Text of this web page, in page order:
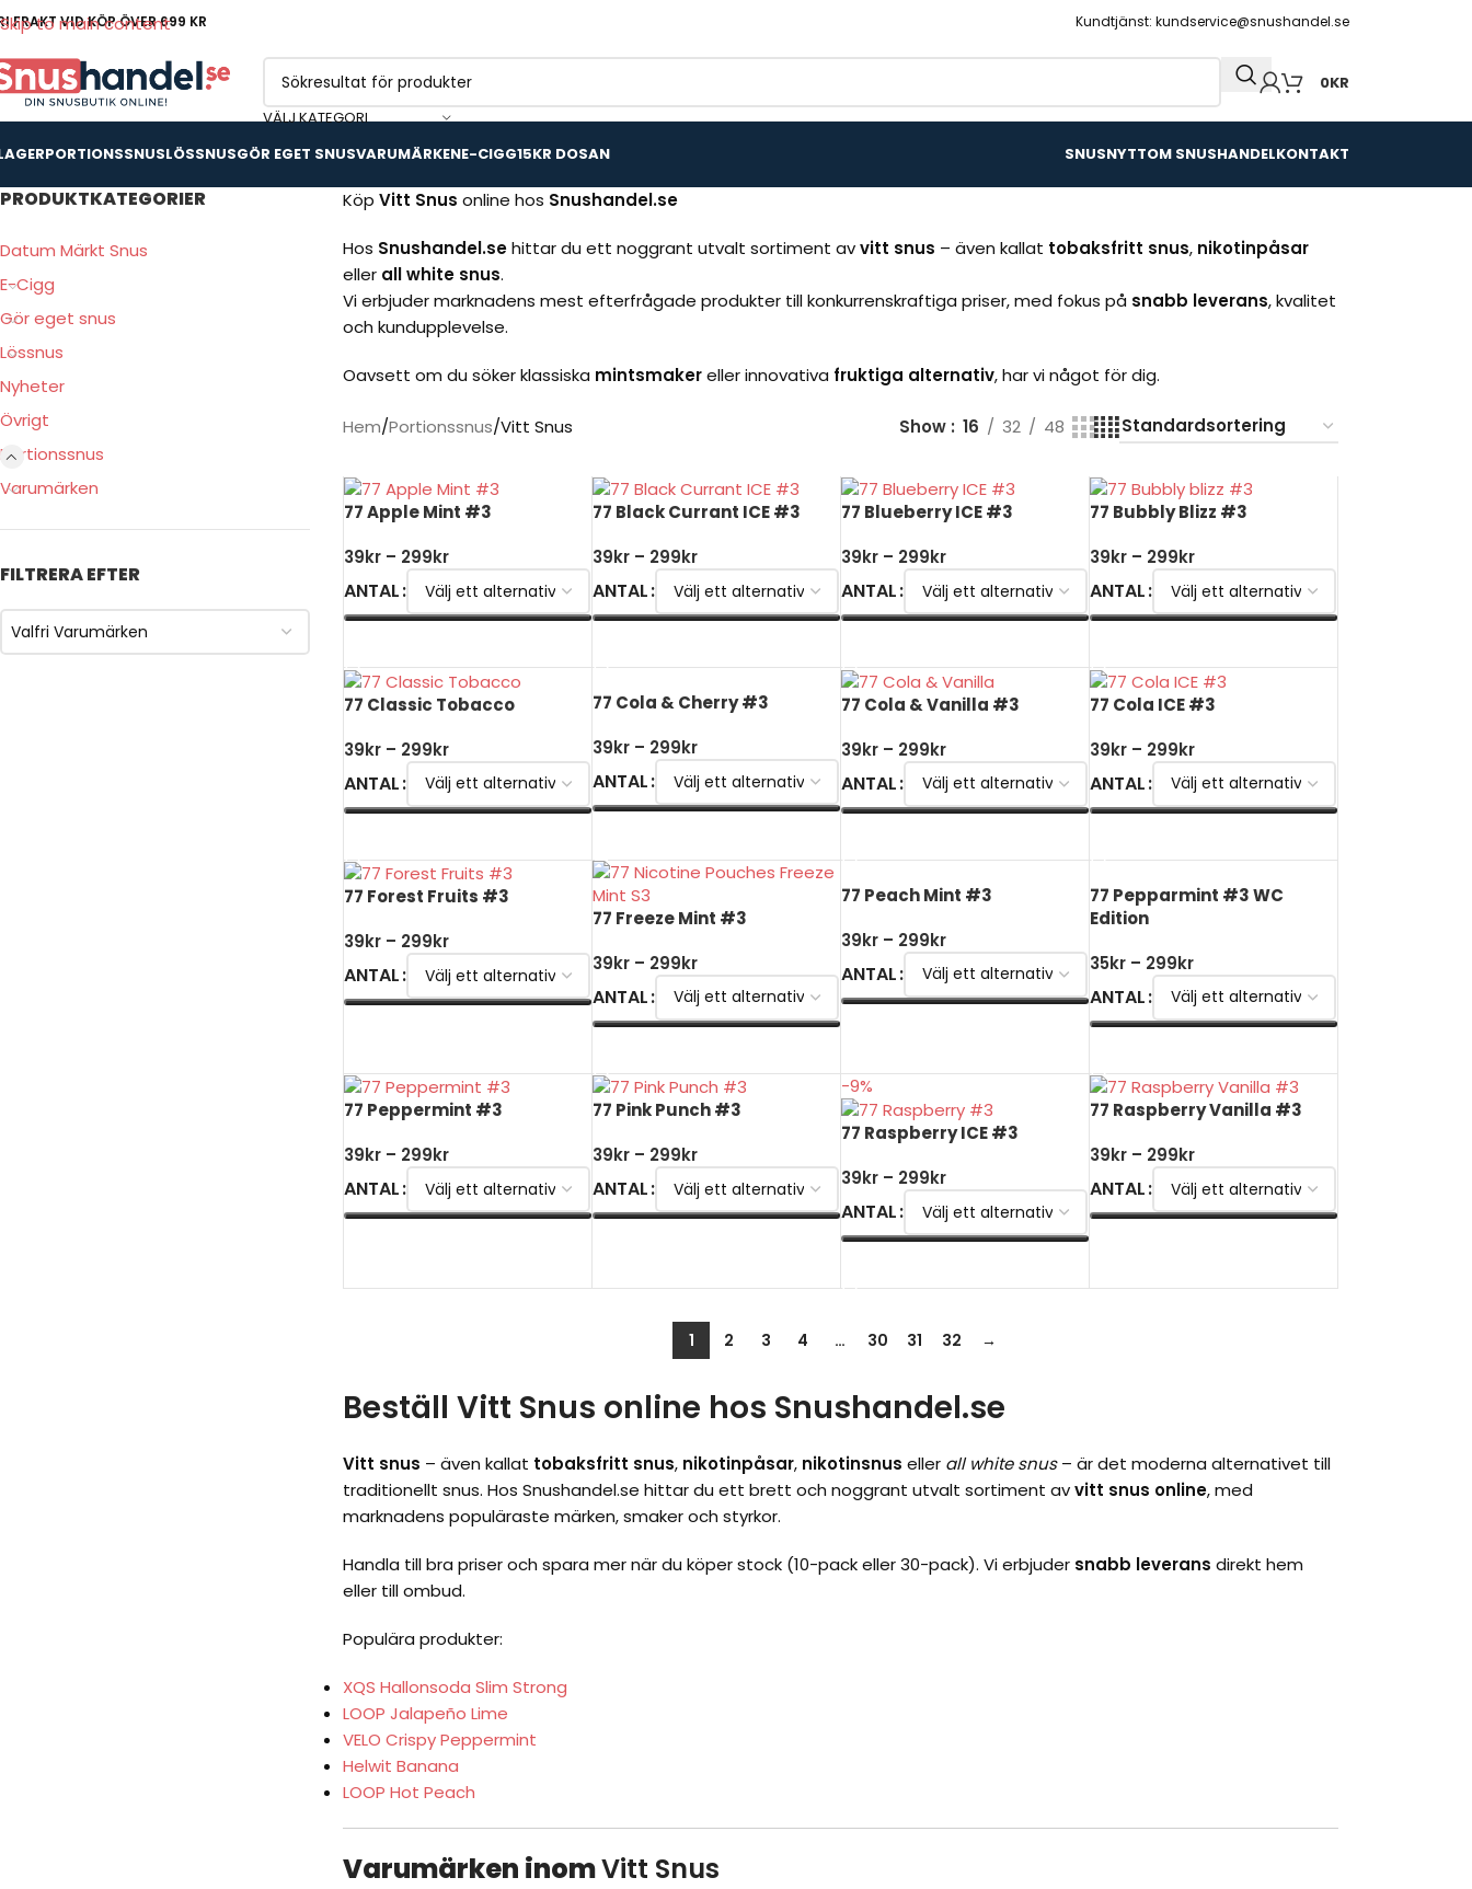
Skip to main content
FRAKT VID KÖP ÖVER 699 KR Kundtjänst: kundservice@snushandel.se
VÄLJ KATEGORI
0KR
PORTIONSSNUSLÖSSNUSGÖR EGET SNUSVARUMÄRKENE-CIGG15KR DOSAN SNUSNYTTOM SNUSHANDELKONTAKT
PRODUKTKATEGORIER
Datum Märkt Snus
E-Cigg
Gör eget snus
Lössnus
Nyheter
Övrigt
Portionssnus
Varumärken
FILTRERA EFTER
Valfri Varumärken
Köp Vitt Snus online hos Snushandel.se
Hos Snushandel.sehittar du ett noggrant utvalt sortiment avvitt snus – även kallat tobaksfritt snus, nikotinpåsar
eller all white snus.
Vi erbjuder marknadens mest efterfrågade produkter till konkurrenskraftiga priser, med fokus på snabb leverans, kvalitet
och kundupplevelse.
Oavsett om du söker klassiska mintsmakereller innovativa fruktiga alternativ, har vi något för dig.
Hem Portionssnus Vitt Snus Show 16 32 48
77 Apple Mint #3
39kr – 299kr
ANTAL
77 Black Currant ICE #3
39kr – 299kr
ANTAL
77 Blueberry ICE #3
39kr – 299kr
ANTAL
77 Bubbly Blizz #3
39kr – 299kr
ANTAL
77 Classic Tobacco
39kr – 299kr
ANTAL
77 Cola & Cherry #3
39kr – 299kr
ANTAL
77 Cola & Vanilla #3
39kr – 299kr
ANTAL
77 Cola ICE #3
39kr – 299kr
ANTAL
77 Forest Fruits #3
39kr – 299kr
ANTAL
77 Freeze Mint #3
39kr – 299kr
ANTAL
77 Peach Mint #3
39kr – 299kr
ANTAL
77 Pepparmint #3 WC
Edition
35kr – 299kr
ANTAL
77 Peppermint #3
39kr – 299kr
ANTAL
77 Pink Punch #3
39kr – 299kr
ANTAL
-9%
77 Raspberry ICE #3
39kr – 299kr
ANTAL
77 Raspberry Vanilla #3
39kr – 299kr
ANTAL
1 2 3 4 … 30 31 32 →
Beställ Vitt Snus online hos Snushandel.se
Vitt snus – även kallat tobaksfritt snus, nikotinpåsar, nikotinsnus eller all white snus– är det moderna alternativet till
traditionellt snus. Hos Snushandel.se hittar du ett brett och noggrant utvalt sortiment avvitt snus online, med
marknadens populäraste märken, smaker och styrkor.
Handla till bra priser och spara mer när du köper stock (10-pack eller 30-pack). Vi erbjuder snabb leverans direkt hem
eller till ombud.
Populära produkter:
XQS Hallonsoda Slim Strong
LOOP Jalapeño Lime
VELO Crispy Peppermint
Helwit Banana
LOOP Hot Peach
Varumärken inomVitt Snus